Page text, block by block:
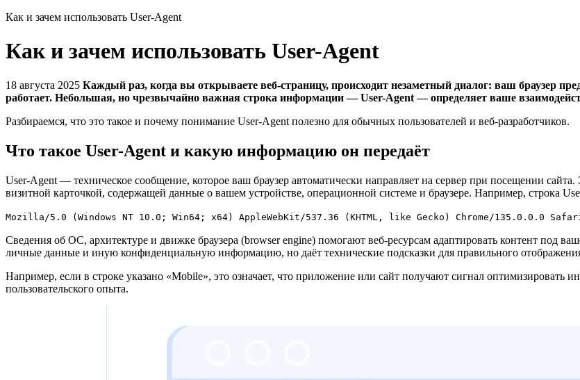
Как и зачем использовать User-Agent
Как и зачем использовать User-Agent
18 августа 2025 Каждый раз, когда вы открываете веб-страницу, происходит незаметный диалог: ваш браузер
работает. Небольшая, но чрезвычайно важная строка информации — User-Agent — определяет ваше
Разбираемся, что это такое и почему понимание User-Agent полезно для обычных пользователей и веб-разработчиков.
Что такое User-Agent и какую информацию он передаёт
User-Agent — техническое сообщение, которое ваш браузер автоматически направляет на сервер при посещении
визитной карточкой, содержащей данные о вашем устройстве, операционной системе и браузере. Например, строка
Mozilla/5.0 (Windows NT 10.0; Win64; x64) AppleWebKit/537.36 (KHTML, like Gecko) Chrome/135.0.0.0
Сведения об ОС, архитектуре и движке браузера (browser engine) помогают веб-ресурсам адаптировать контент под
личные данные и иную конфиденциальную информацию, но даёт технические подсказки для правильного
Например, если в строке указано «Mobile», это означает, что приложение или сайт получают сигнал оптимизировать
пользовательского опыта.